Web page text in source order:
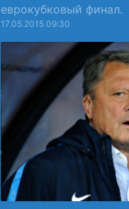
еврокубковый финал.
17.05.2015 09:30